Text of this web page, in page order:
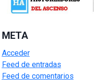
META
Acceder
Feed de entradas
Feed de comentarios